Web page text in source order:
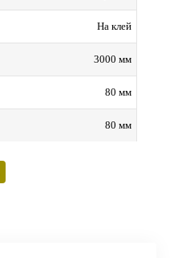
На клей
3000 мм
80 мм
80 мм